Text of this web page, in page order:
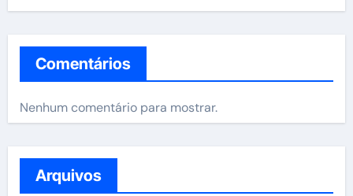
Comentários
Nenhum comentário para mostrar.
Arquivos